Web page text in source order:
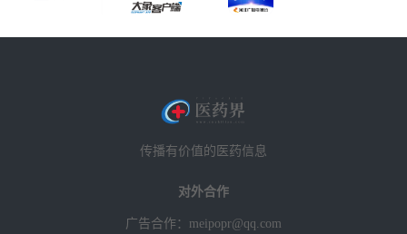
传播有价值的医药信息
对外合作
广告合作：meipopr@qq.com